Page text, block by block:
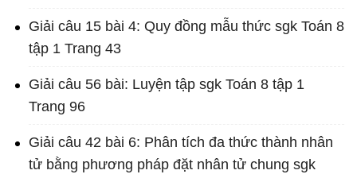
Giải câu 15 bài 4: Quy đồng mẫu thức sgk Toán 8
tập 1 Trang 43
Giải câu 56 bài: Luyện tập sgk Toán 8 tập 1
Trang 96
Giải câu 42 bài 6: Phân tích đa thức thành nhân
tử bằng phương pháp đặt nhân tử chung sgk